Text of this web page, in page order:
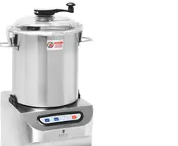
velkým pracovním
připravovat různé
a mísa na přípravu
na pracovní ploše.